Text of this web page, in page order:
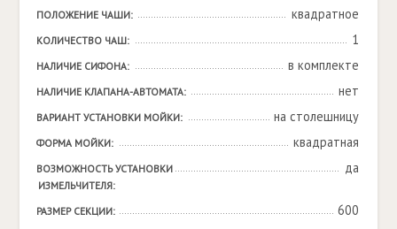
ПОЛОЖЕНИЕ ЧАШИ: квадратное
КОЛИЧЕСТВО ЧАШ: 1
НАЛИЧИЕ СИФОНА: в комплекте
НАЛИЧИЕ КЛАПАНА-АВТОМАТА: нет
ВАРИАНТ УСТАНОВКИ МОЙКИ: на столешницу
ФОРМА МОЙКИ: квадратная
ВОЗМОЖНОСТЬ УСТАНОВКИ
ИЗМЕЛЬЧИТЕЛЯ:
да
РАЗМЕР СЕКЦИИ: 600